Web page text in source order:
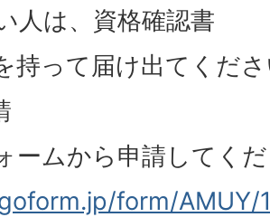
人は、資格確認書
持って届け出てくだ
ームから申請してく
form/AMUY/